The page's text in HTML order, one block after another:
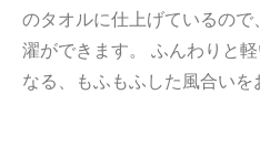
のタオルに仕上げているの
濯ができます。 ふんわりと
なる、もふもふした風合いを